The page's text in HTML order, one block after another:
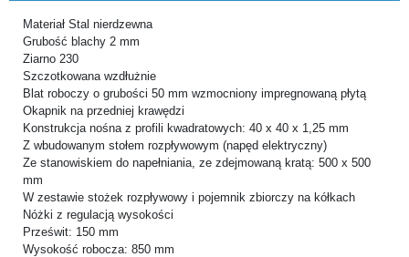
Materiał Stal nierdzewna
Grubość blachy 2 mm
Ziarno 230
Szczotkowana wzdłużnie
Blat roboczy o grubości 50 mm wzmocniony impregnowaną płytą
Okapnik na przedniej krawędzi
Konstrukcja nośna z profili kwadratowych: 40 x 40 x 1,25 mm
Z wbudowanym stołem rozpływowym (napęd elektryczny)
Ze stanowiskiem do napełniania, ze zdejmowaną kratą: 500 x 500
mm
W zestawie stożek rozpływowy i pojemnik zbiorczy na kółkach
Nóżki z regulacją wysokości
Prześwit: 150 mm
Wysokość robocza: 850 mm